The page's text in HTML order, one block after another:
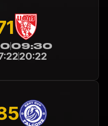
09:30
20:22